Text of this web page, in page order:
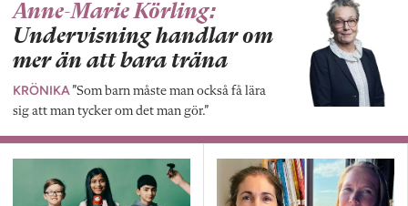
Anne-Marie Körling:
Undervisning handlar om
mer än att bara träna
KRÖNIKA”Som barn måste man också få lära
sig att man tycker om det man gör.”